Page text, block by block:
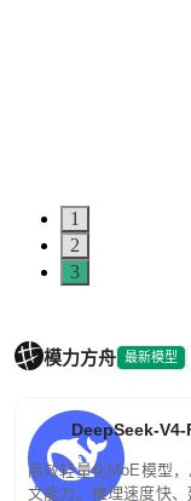
1
2
3
模力方舟 最新模型
DeepSeek-
高效轻量化MoE模型
文能力。推理速度快